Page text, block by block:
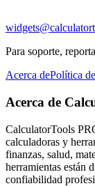
Para soporte,
Acerca dePolítica
Acerca de
CalculatorTools
calculadoras y
finanzas, salud,
herramientas están
confiabilidad